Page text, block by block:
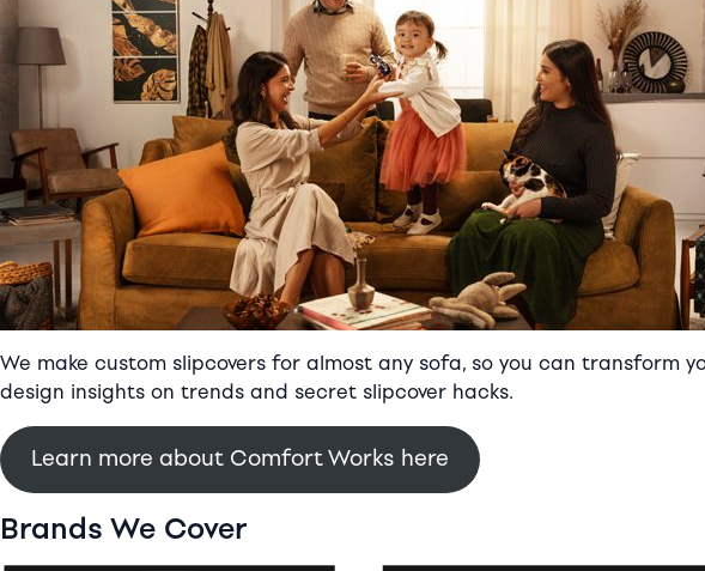
We make custom slipcovers for almost any sofa, so you can transform
design insights on trends and secret slipcover hacks.
Learn more about Comfort Works here
Brands We Cover